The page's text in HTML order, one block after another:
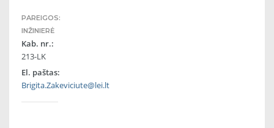
PAREIGOS:
INŽINIERĖ
Kab. nr.:
213-LK
El. paštas:
Brigita.Zakeviciute@lei.lt